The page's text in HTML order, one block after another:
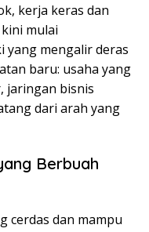
kerja keras dan
mulai
yang mengalir deras
baru: usaha yang
jaringan bisnis
dari arah yang
Berbuah
cerdas dan mampu